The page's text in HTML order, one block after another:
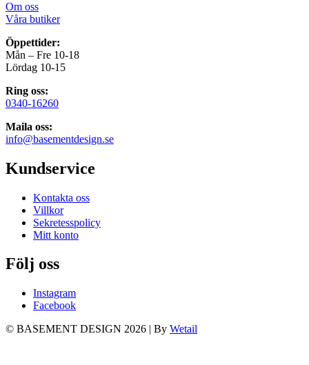
Om oss
Våra butiker
Öppettider:
Mån – Fre 10-18
Lördag 10-15
Ring oss:
0340-16260
Maila oss:
info@basementdesign.se
Kundservice
Kontakta oss
Villkor
Sekretesspolicy
Mitt konto
Följ oss
Instagram
Facebook
© BASEMENT DESIGN 2026 | By Wetail